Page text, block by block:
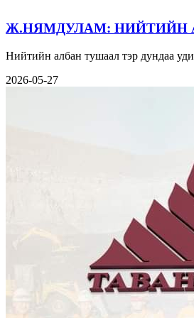
Ж.НЯМДУЛАМ: НИЙТИЙН
Нийтийн албан тушаал тэр дундаа
2026-05-27